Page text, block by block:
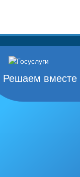
Решаем вместе